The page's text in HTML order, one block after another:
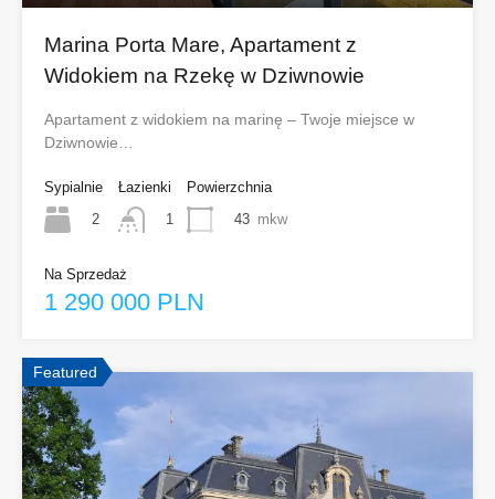
Marina Porta Mare, Apartament z
Widokiem na Rzekę w Dziwnowie
Apartament z widokiem na marinę – Twoje miejsce w
Dziwnowie…
Sypialnie
2
Łazienki
1
Powierzchnia
43 mkw
Na Sprzedaż
1 290 000 PLN
Featured